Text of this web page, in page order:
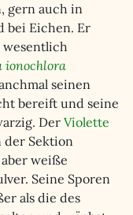
gern auch in
bei Eichen. Er
ionochlora
seinen
bereift und seine
Der Violette
der Sektion
weiße
Seine Sporen
als die des